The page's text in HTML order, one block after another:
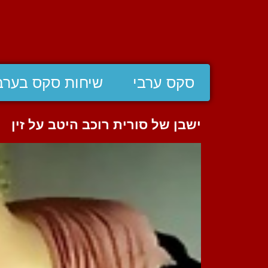
סקס ערבי שיחות סקס
ישבן של סורית רוכב היטב על זין